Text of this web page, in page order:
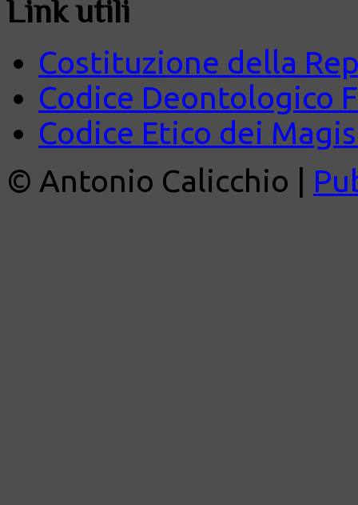
Link utili
Costituzione della
Codice Deontologico
Codice Etico dei
© Antonio Calicchio |